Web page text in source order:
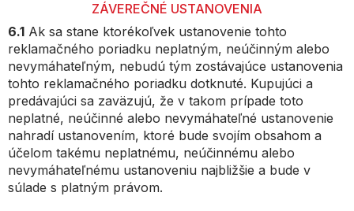
ZÁVEREČNÉ USTANOVENIA
6.1 Ak sa stane ktorékoľvek ustanovenie tohto
reklamačného poriadku neplatným, neúčinným alebo
nevymáhateľným, nebudú tým zostávajúce ustanovenia
tohto reklamačného poriadku dotknuté. Kupujúci a
predávajúci sa zaväzujú, že v takom prípade toto
neplatné, neúčinné alebo nevymáhateľné ustanovenie
nahradí ustanovením, ktoré bude svojím obsahom a
účelom takému neplatnému, neúčinnému alebo
nevymáhateľnému ustanoveniu najbližšie a bude v
súlade s platným právom.